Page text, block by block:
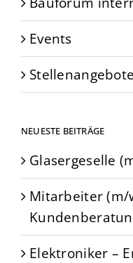
Events
Stellenangebote
NEUESTE BEITRÄGE
Glasergeselle
Mitarbeiter (m/
Elektroniker –